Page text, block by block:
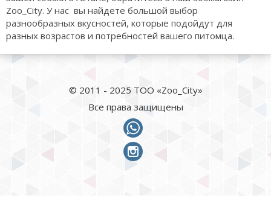
Zoo_City. У нас вы найдете большой выбор
разнообразных вкусностей, которые подойдут для
разных возрастов и потребностей вашего питомца.
© 2011 - 2025 ТОО «Zoo_City»
Все права защищены